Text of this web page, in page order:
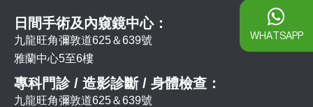
日間手術及內窺鏡中心：
九龍旺角彌敦道625＆639號
雅蘭中心5至6樓
專科門診 / 造影診斷 / 身體檢查：
九龍旺角彌敦道625＆639號
WHATSAPP